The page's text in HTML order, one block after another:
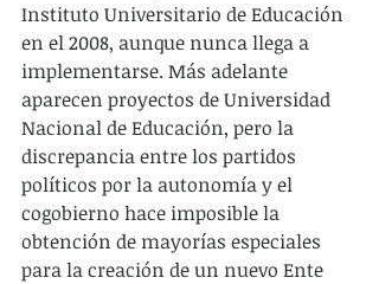
Instituto Universitario de Educación
en el 2008, aunque nunca llega a
implementarse. Más adelante
aparecen proyectos de Universidad
Nacional de Educación, pero la
discrepancia entre los partidos
políticos por la autonomía y el
cogobierno hace imposible la
obtención de mayorías especiales
para la creación de un nuevo Ente